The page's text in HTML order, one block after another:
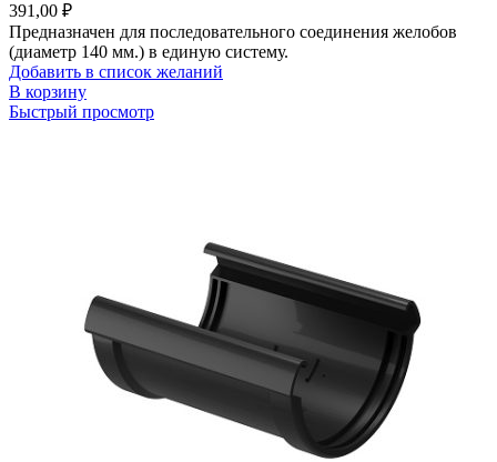
391,00 ₽
Предназначен для последовательного соединения желобов
(диаметр 140 мм.) в единую систему.
Добавить в список желаний
В корзину
Быстрый просмотр